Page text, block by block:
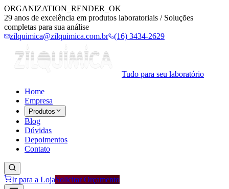
ORGANIZATION_RENDER_OK
29 anos de excelência em produtos laboratoriais / Soluções
completas para sua análise
zilquimica@zilquimica.com.br
(16) 3434-2629
Tudo para seu laboratório
Home
Empresa
Produtos
Blog
Dúvidas
Depoimentos
Contato
Ir para a LojaSolicitar Orçamento